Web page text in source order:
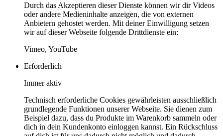
Durch das Akzeptieren dieser Dienste können wir dir Videos
oder andere Medieninhalte anzeigen, die von externen
Anbietern gehostet werden. Mit deiner Einwilligung setzen
wir auf dieser Webseite folgende Drittdienste ein:
Vimeo, YouTube
Erforderlich
Immer aktiv
Technisch erforderliche Cookies gewährleisten ausschließlich
grundlegende Funktionen unserer Webseite. Sie dienen zum
Beispiel dazu, dass du Produkte im Warenkorb sammeln oder
dich in dein Kundenkonto einloggen kannst. Ein Rückschluss